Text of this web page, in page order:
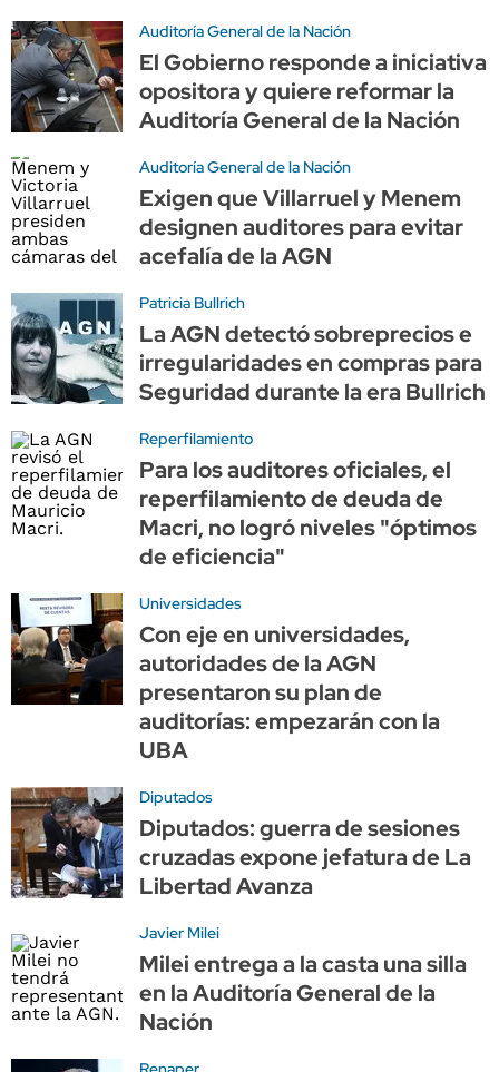
Auditoría General de la Nación
El Gobierno responde a iniciativa
opositora y quiere reformar la
Auditoría General de la Nación
Auditoría General de la Nación
Exigen que Villarruel y Menem
designen auditores para evitar
acefalía de la AGN
Patricia Bullrich
La AGN detectó sobreprecios e
irregularidades en compras para
Seguridad durante la era Bullrich
Reperfilamiento
Para los auditores oficiales, el
reperfilamiento de deuda de
Macri, no logró niveles "óptimos
de eficiencia"
Universidades
Con eje en universidades,
autoridades de la AGN
presentaron su plan de
auditorías: empezarán con la
UBA
Diputados
Diputados: guerra de sesiones
cruzadas expone jefatura de La
Libertad Avanza
Javier Milei
Milei entrega a la casta una silla
en la Auditoría General de la
Nación